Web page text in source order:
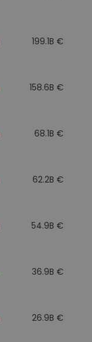
199.1B €
158.6B €
68.1B €
62.2B €
54.9B €
36.9B €
26.9B €